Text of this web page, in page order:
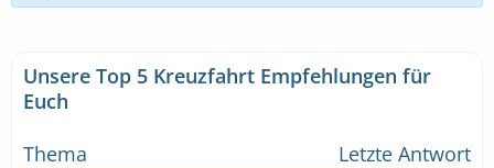
Unsere Top 5 Kreuzfahrt Empfehlungen für
Euch
Thema
Letzte Antwort